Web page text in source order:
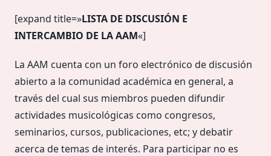
[expand title=»LISTA DE DISCUSIÓN E
INTERCAMBIO DE LA AAM«]
La AAM cuenta con un foro electrónico de discusión
abierto a la comunidad académica en general, a
través del cual sus miembros pueden difundir
actividades musicológicas como congresos,
seminarios, cursos, publicaciones, etc; y debatir
acerca de temas de interés. Para participar no es